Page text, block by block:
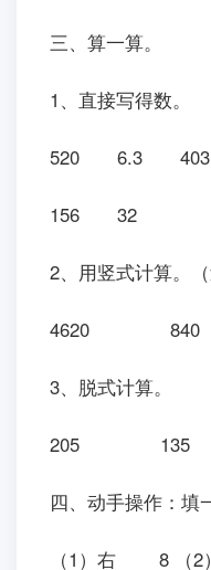
三、算一算。
1、直接写得数。
520 6.3
156
2、用竖式计算。（
4620 840
3、脱式计算。
205 135
四、动手操作：填
（1）右 8 （2